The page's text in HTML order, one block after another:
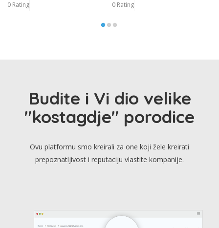
0 Rating 0 Rating
Budite i Vi dio velike
"kostagdje" porodice
Ovu platformu smo kreirali za one koji žele kreirati
prepoznatljivost i reputaciju vlastite kompanije.